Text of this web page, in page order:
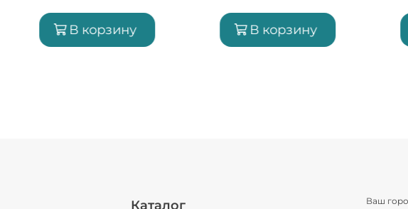
В корзину В корзину
Каталог Ваш